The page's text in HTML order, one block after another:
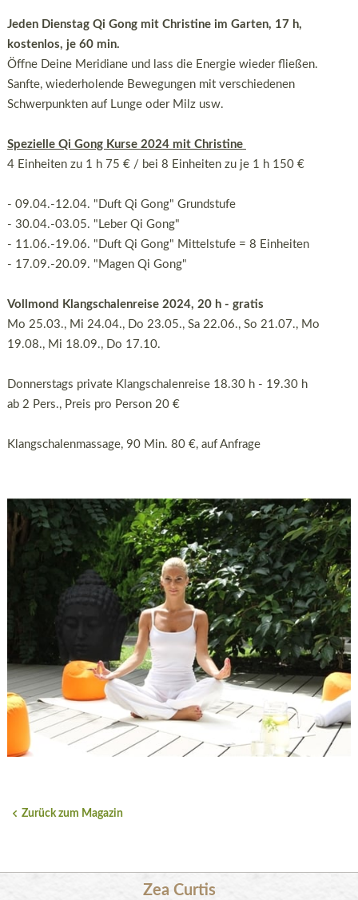
Jeden Dienstag Qi Gong mit Christine im Garten, 17 h,
kostenlos, je 60 min.
Öffne Deine Meridiane und lass die Energie wieder fließen.
Sanfte, wiederholende Bewegungen mit verschiedenen
Schwerpunkten auf Lunge oder Milz usw.
Spezielle Qi Gong Kurse 2024 mit Christine
4 Einheiten zu 1 h 75 € / bei 8 Einheiten zu je 1 h 150 €
- 09.04.-12.04. "Duft Qi Gong" Grundstufe
- 30.04.-03.05. "Leber Qi Gong"
- 11.06.-19.06. "Duft Qi Gong" Mittelstufe = 8 Einheiten
- 17.09.-20.09. "Magen Qi Gong"
Vollmond Klangschalenreise 2024, 20 h - gratis
Mo 25.03., Mi 24.04., Do 23.05., Sa 22.06., So 21.07., Mo
19.08., Mi 18.09., Do 17.10.
Donnerstags private Klangschalenreise 18.30 h - 19.30 h
ab 2 Pers., Preis pro Person 20 €
Klangschalenmassage, 90 Min. 80 €, auf Anfrage
Zurück zum Magazin
Zea Curtis